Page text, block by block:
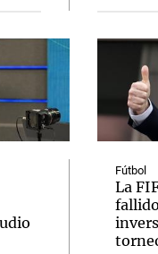
Fútbol
La
El huracán de Arequito